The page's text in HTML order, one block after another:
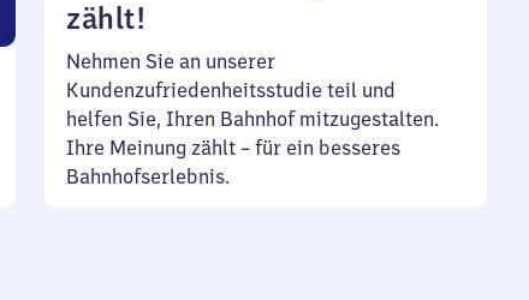
zählt!
Nehmen Sie an unserer
Kundenzufriedenheitsstudie teil und
helfen Sie, Ihren Bahnhof mitzugestalten.
Ihre Meinung zählt – für ein besseres
Bahnhofserlebnis.